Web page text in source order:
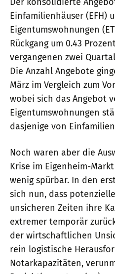
Einfamilienhäuser (EFH)
Eigentumswohnungen
Rückgang um 0.43
vergangenen zwei
Die Anzahl Angebote
März im Vergleich zum
wobei sich das Angebot
Eigentumswohnungen
dasjenige von
Noch waren aber die
Krise im Eigenheim-
wenig spürbar. In den
sich nun, dass
unsicheren Zeiten ihre
extremer temporär
der wirtschaftlichen
rein logistische
Notarkapazitäten,